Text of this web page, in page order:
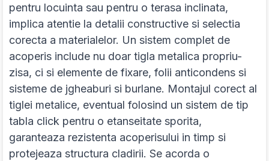
pentru locuinta sau pentru o terasa inclinata,
implica atentie la detalii constructive si selectia
corecta a materialelor. Un sistem complet de
acoperis include nu doar tigla metalica propriu-
zisa, ci si elemente de fixare, folii anticondens si
sisteme de jgheaburi si burlane. Montajul corect al
tiglei metalice, eventual folosind un sistem de tip
tabla click pentru o etanseitate sporita,
garanteaza rezistenta acoperisului in timp si
protejeaza structura cladirii. Se acorda o